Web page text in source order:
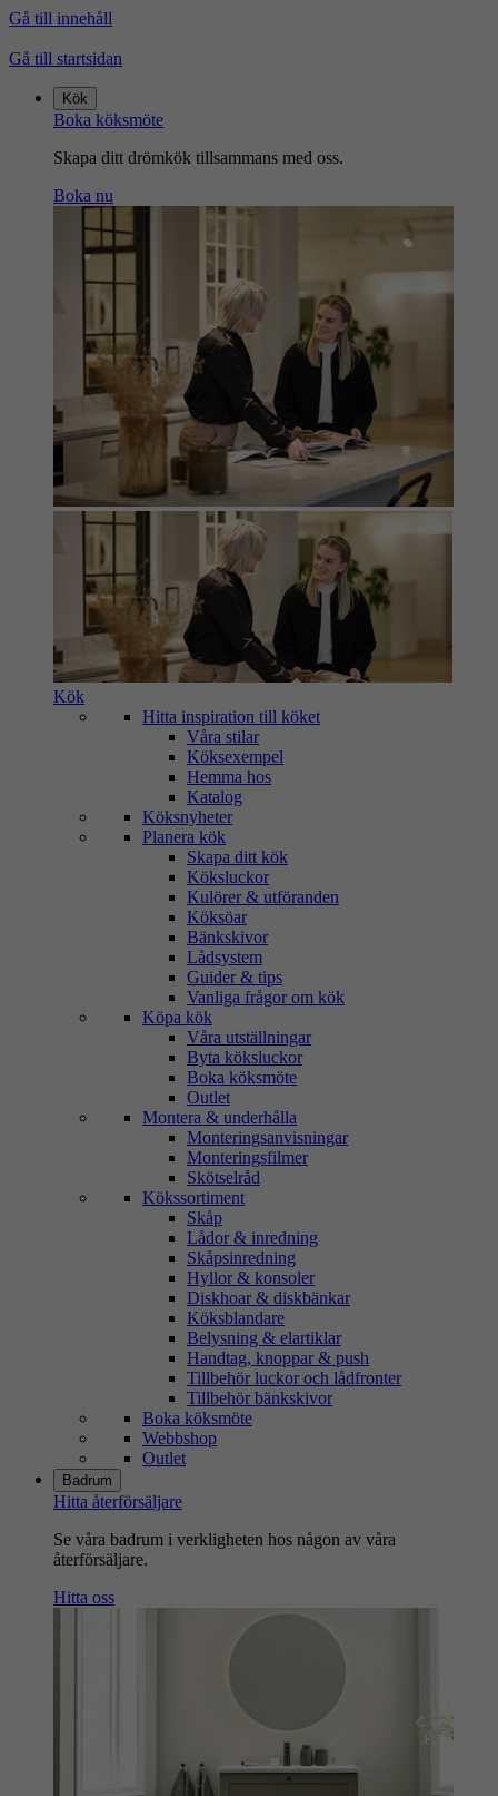
Gå till innehåll
Gå till startsidan
Kök
Boka köksmöte
Skapa ditt drömkök tillsammans med oss.
Boka nu
Kök
Hitta inspiration till köket
Våra stilar
Köksexempel
Hemma hos
Katalog
Köksnyheter
Planera kök
Skapa ditt kök
Köksluckor
Kulörer & utföranden
Köksöar
Bänkskivor
Lådsystem
Guider & tips
Vanliga frågor om kök
Köpa kök
Våra utställningar
Byta köksluckor
Boka köksmöte
Outlet
Montera & underhålla
Monteringsanvisningar
Monteringsfilmer
Skötselråd
Kökssortiment
Skåp
Lådor & inredning
Skåpsinredning
Hyllor & konsoler
Diskhoar & diskbänkar
Köksblandare
Belysning & elartiklar
Handtag, knoppar & push
Tillbehör luckor och lådfronter
Tillbehör bänkskivor
Boka köksmöte
Webbshop
Outlet
Badrum
Hitta återförsäljare
Se våra badrum i verkligheten hos någon av våra
återförsäljare.
Hitta oss